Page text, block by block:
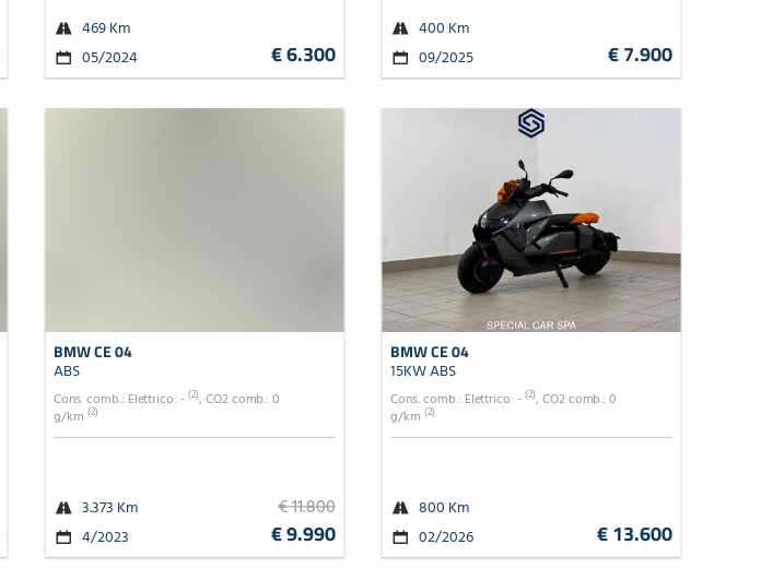
469 Km
05/2024
€ 6.300
400 Km
09/2025
€ 7.900
BMW CE 04
ABS
Cons. comb.: Elettrico: -(2), CO2 comb.: 0
g/km (2)
3.373 Km
4/2023
€ 11.800
€ 9.990
BMW CE 04
15KW ABS
Cons. comb.: Elettrico: -(2), CO2 comb.: 0
g/km (2)
800 Km
02/2026 € 13.600